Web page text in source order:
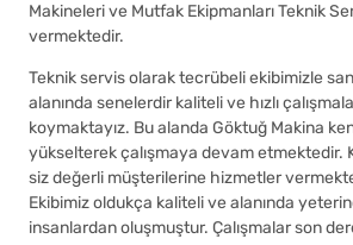
Makineleri ve Mutfak Ekipmanları Teknik
vermektedir.
Teknik servis olarak tecrübeli ekibimizle
alanında senelerdir kaliteli ve hızlı
koymaktayız. Bu alanda Göktuğ Makina
yükselterek çalışmaya devam etmektedir.
siz değerli müşterilerine hizmetler
Ekibimiz oldukça kaliteli ve alanında
insanlardan oluşmuştur. Çalışmalar son